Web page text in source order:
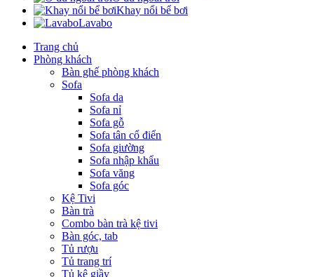
Khay nổi bể bơi
Lavabo
Trang chủ
Phòng khách
Bàn ghế phòng khách
Sofa
Sofa da
Sofa nỉ
Sofa gỗ
Sofa tân cổ điển
Sofa giường
Sofa nhập khẩu
Sofa văng
Sofa góc
Kệ Tivi
Bàn trà
Combo bàn trà kệ tivi
Bàn góc, tab
Tủ rượu
Tủ trang trí
Tủ kệ giầy